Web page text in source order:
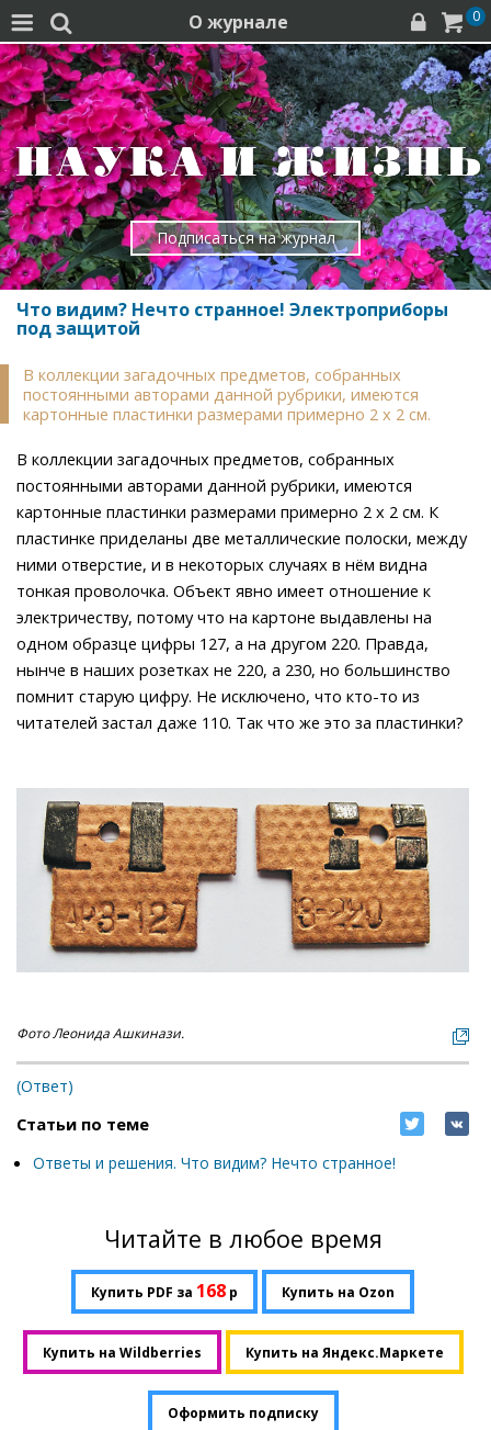
  О журнале   0
Подписаться на журнал
Что видим? Нечто странное! Электроприборы
под защитой
В коллекции загадочных предметов, собранных
постоянными авторами данной рубрики, имеются
картонные пластинки размерами примерно 2 x 2 см.
В коллекции загадочных предметов, собранных
постоянными авторами данной рубрики, имеются
картонные пластинки размерами примерно 2 x 2 см. К
пластинке приделаны две металлические полоски, между
ними отверстие, и в некоторых случаях в нём видна
тонкая проволочка. Объект явно имеет отношение к
электричеству, потому что на картоне выдавлены на
одном образце цифры 127, а на другом 220. Правда,
нынче в наших розетках не 220, а 230, но большинство
помнит старую цифру. Не исключено, что кто-то из
читателей застал даже 110. Так что же это за пластинки?
Фото Леонида Ашкинази.
(Ответ)
Статьи по теме
Ответы и решения. Что видим? Нечто странное!
Читайте в любое время
Купить PDF за 168 р Купить на Ozon
Купить на Wildberries Купить на Яндекс.Маркете
Оформить подписку